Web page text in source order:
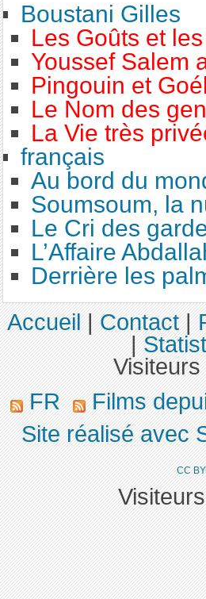
Boustani Gilles
Les Goûts et
Youssef Salem
Pingouin et
Le Nom des
La Vie très
français
Au bord du
Soumsoum, la
Le Cri des
L’Affaire
Derrière les
Accueil|Contact|
|
FR
Films
Site réalisé avec
CC